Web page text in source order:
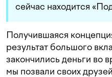
сейчас находится
Получившаяся
результат большого
закончились деньги во
мы позвали своих